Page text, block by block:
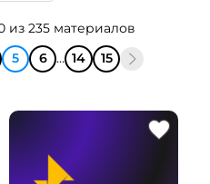
из 235 материалов
5 6 ... 14 15